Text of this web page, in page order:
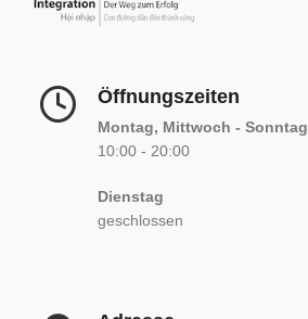
Öffnungszeiten
Montag, Mittwoch - Sonntag
10:00 - 20:00
Dienstag
geschlossen